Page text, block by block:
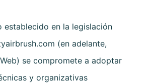
establecido en la legislación
(en adelante,
se compromete a adoptar
y organizativas